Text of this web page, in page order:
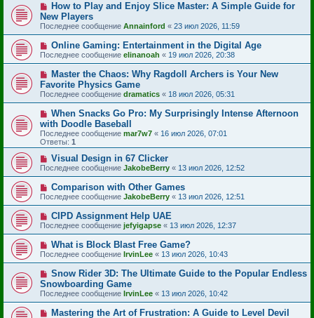
How to Play and Enjoy Slice Master: A Simple Guide for
New Players
Последнее сообщение Annainford « 23 июл 2026, 11:59
Online Gaming: Entertainment in the Digital Age
Последнее сообщение elinanoah « 19 июл 2026, 20:38
Master the Chaos: Why Ragdoll Archers is Your New
Favorite Physics Game
Последнее сообщение dramatics « 18 июл 2026, 05:31
When Snacks Go Pro: My Surprisingly Intense Afternoon
with Doodle Baseball
Последнее сообщение mar7w7 « 16 июл 2026, 07:01
Ответы: 1
Visual Design in 67 Clicker
Последнее сообщение JakobeBerry « 13 июл 2026, 12:52
Comparison with Other Games
Последнее сообщение JakobeBerry « 13 июл 2026, 12:51
CIPD Assignment Help UAE
Последнее сообщение jefyigapse « 13 июл 2026, 12:37
What is Block Blast Free Game?
Последнее сообщение IrvinLee « 13 июл 2026, 10:43
Snow Rider 3D: The Ultimate Guide to the Popular Endless
Snowboarding Game
Последнее сообщение IrvinLee « 13 июл 2026, 10:42
Mastering the Art of Frustration: A Guide to Level Devil